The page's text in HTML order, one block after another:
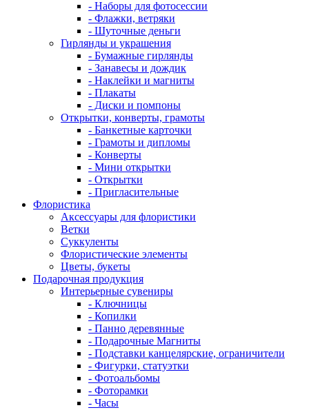
- Наборы для фотосессии
- Флажки, ветряки
- Шуточные деньги
Гирлянды и украшения
- Бумажные гирлянды
- Занавесы и дождик
- Наклейки и магниты
- Плакаты
- Диски и помпоны
Открытки, конверты, грамоты
- Банкетные карточки
- Грамоты и дипломы
- Конверты
- Мини открытки
- Открытки
- Пригласительные
Флористика
Аксессуары для флористики
Ветки
Суккуленты
Флористические элементы
Цветы, букеты
Подарочная продукция
Интерьерные сувениры
- Ключницы
- Копилки
- Панно деревянные
- Подарочные Магниты
- Подставки канцелярские, ограничители
- Фигурки, статуэтки
- Фотоальбомы
- Фоторамки
- Часы